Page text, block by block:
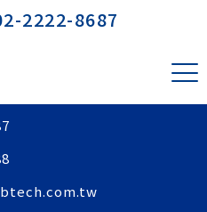
2222-8687
研究所 廖俊智院